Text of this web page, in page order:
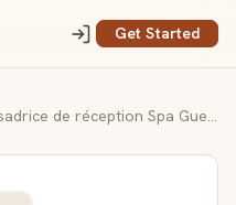
Get Started
Ambassadrice de réception Spa Guerlain Stage conventionné CCNT